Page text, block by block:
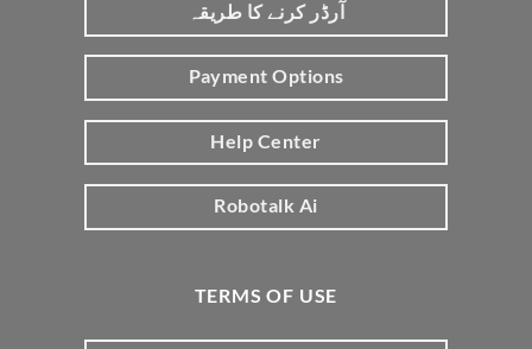
آرڈر کرنے کا طریقہ
Payment Options
Help Center
Robotalk Ai
TERMS OF USE